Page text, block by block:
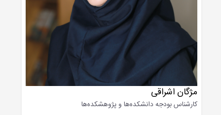
مژگان اشراقی
کارشناس بودجه دانشکده‌ها و پژوهشکده‌ها